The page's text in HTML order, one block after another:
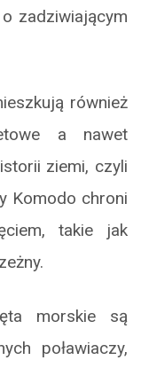
zadziwiającym
również
a nawet
ziemi, czyli
Komodo chroni
takie jak
morskie są
poławiaczy,